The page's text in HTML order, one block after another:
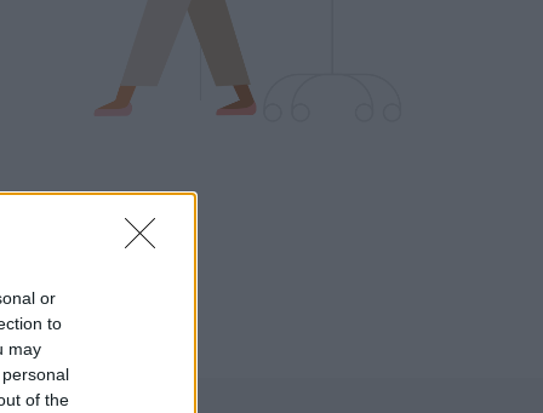
or
to
may
of the